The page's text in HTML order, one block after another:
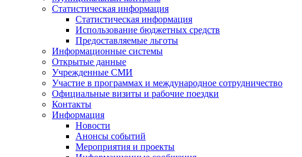
Статистическая информация
Статистическая информация
Использование бюджетных средств
Предоставляемые льготы
Информационные системы
Открытые данные
Учрежденные СМИ
Участие в программах и международное сотрудничество
Официальные визиты и рабочие поездки
Контакты
Информация
Новости
Анонсы событий
Мероприятия и проекты